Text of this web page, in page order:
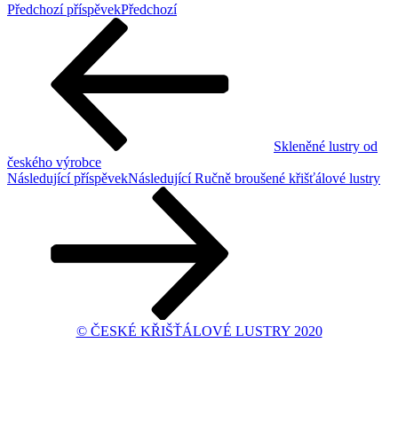
Předchozí příspěvekPředchozí
Skleněné lustry od
českého výrobce
Následující příspěvekNásledující Ručně broušené křišťálové lustry
© ČESKÉ KŘIŠŤÁLOVÉ LUSTRY 2020